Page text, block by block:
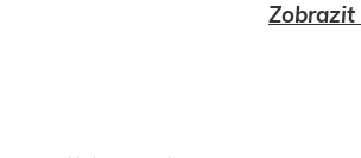
Zobrazit